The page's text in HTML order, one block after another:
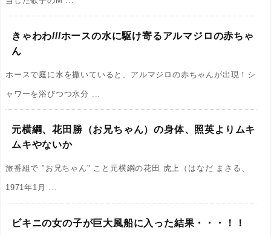
きゃわわ///ホースの水に駆け寄るアルマジロの赤ちゃ
ん
ホースで庭に水を撒いていると、アルマジロの赤ちゃんが出現！シ
ャワーを浴びつつ水分 ...
元横綱、花田勝（お兄ちゃん）の身体、照英よりムキ
ムキやないか
旅番組で "お兄ちゃん" こと元横綱の花田 虎上（はなだ まさる、
1971年1月 ...
ビキニの女の子が巨大風船に入った結果・・・！！